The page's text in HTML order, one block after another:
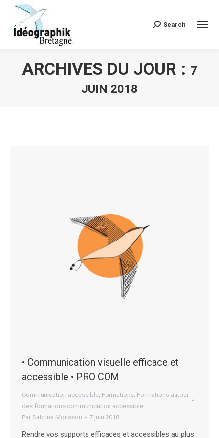
Recherche
Search
ARCHIVES DU JOUR : 7
JUIN 2018
• Communication visuelle efficace et
accessible • PRO COM
Communication accessible, Formations, Formations autour
des formations communication accessible
Par Sabrina Morisson 7 juin 2018
Rendre vos supports efficaces et accessibles au plus